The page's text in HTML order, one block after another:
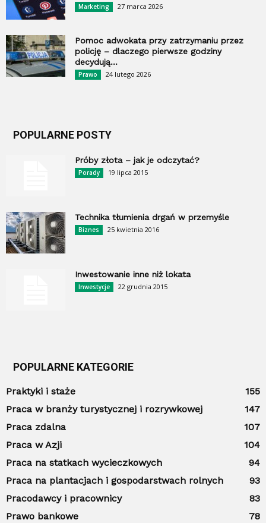
Marketing 27 marca 2026
Pomoc adwokata przy zatrzymaniu przez
policję – dlaczego pierwsze godziny
decydują...
Prawo 24 lutego 2026
POPULARNE POSTY
Próby złota – jak je odczytać?
Porady 19 lipca 2015
Technika tłumienia drgań w przemyśle
Biznes 25 kwietnia 2016
Inwestowanie inne niż lokata
Inwestycje 22 grudnia 2015
POPULARNE KATEGORIE
Praktyki i staże
155
Praca w branży turystycznej i rozrywkowej
147
Praca zdalna
107
Praca w Azji
104
Praca na statkach wycieczkowych
94
Praca na plantacjach i gospodarstwach rolnych
93
Pracodawcy i pracownicy
83
Prawo bankowe
78